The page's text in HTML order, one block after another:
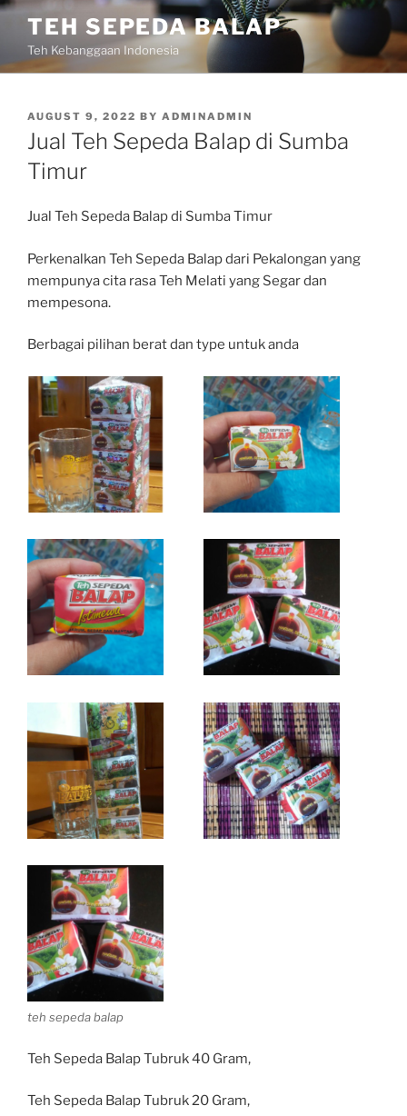
Skip
content
TEH SEPEDA BALAP
Teh Kebanggaan Indonesia
POSTED
ON
AUGUST 9, 2022 BY ADMINADMIN
Jual Teh Sepeda Balap di Sumba
Timur
Jual Teh Sepeda Balap di Sumba Timur
Perkenalkan Teh Sepeda Balap dari Pekalongan yang
mempunya cita rasa Teh Melati yang Segar dan
mempesona.
Berbagai pilihan berat dan type untuk anda
teh sepeda balap
Teh Sepeda Balap Tubruk 40 Gram,
Teh Sepeda Balap Tubruk 20 Gram,